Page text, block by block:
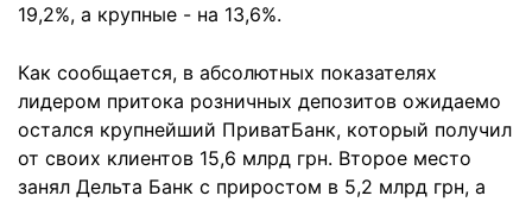
19,2%, а крупные - на 13,6%.
Как сообщается, в абсолютных показателях
лидером притока розничных депозитов ожидаемо
остался крупнейший ПриватБанк, который получил
от своих клиентов 15,6 млрд грн. Второе место
занял Дельта Банк с приростом в 5,2 млрд грн, а